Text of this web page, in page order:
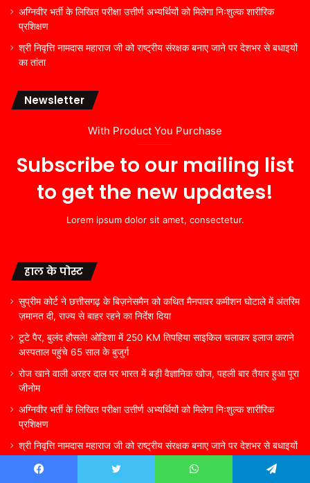
अग्निवीर भर्ती के लिखित परीक्षा उत्तीर्ण अभ्यर्थियों को मिलेगा निःशुल्क शारीरिक
प्रशिक्षण
श्री निवृत्ति नामदास महाराज जी को राष्ट्रीय संरक्षक बनाए जाने पर देशभर से बधाइयों
का तांता
Newsletter
With Product You Purchase
Subscribe to our mailing list
to get the new updates!
Lorem ipsum dolor sit amet, consectetur.
हाल के पोस्ट
सुप्रीम कोर्ट ने छत्तीसगढ़ के बिज़नेसमैन को कथित मैनपावर कमीशन घोटाले में अंतरिम
ज़मानत दी, राज्य से बाहर रहने का निर्देश दिया
टूटे पैर, बुलंद हौसले! ओडिशा में 250 KM तिपहिया साइकिल चलाकर इलाज कराने
अस्पताल पहुंचे 65 साल के बुजुर्ग
रोज खाने वाली अरहर दाल पर भारत में बड़ी वैज्ञानिक खोज, पहली बार तैयार हुआ पूरा
जीनोम
अग्निवीर भर्ती के लिखित परीक्षा उत्तीर्ण अभ्यर्थियों को मिलेगा निःशुल्क शारीरिक
प्रशिक्षण
श्री निवृत्ति नामदास महाराज जी को राष्ट्रीय संरक्षक बनाए जाने पर देशभर से बधाइयों